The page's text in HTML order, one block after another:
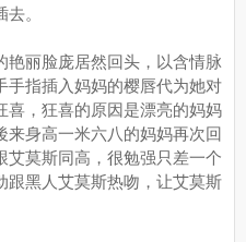
。
丽脸庞居然回头，以含情脉
手指插入妈妈的樱唇代为她对
喜，狂喜的原因是漂亮的妈妈
来身高一米六八的妈妈再次回
艾莫斯同高，很勉强只差一个
跟黑人艾莫斯热吻，让艾莫斯